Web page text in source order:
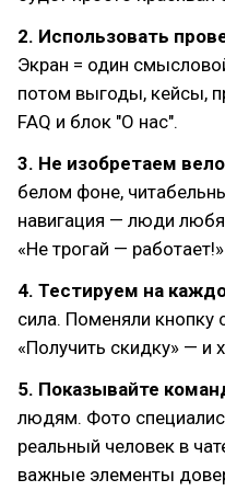
2. Использовать
Экран = один
потом выгоды, кейсы,
FAQ и блок "О нас".
3. Не изобретаем
белом фоне,
навигация — люди
«Не трогай — работает!»
4. Тестируем на
сила. Поменяли кнопку
«Получить скидку» — и
5. Показывайте
людям. Фото
реальный человек в
важные элементы